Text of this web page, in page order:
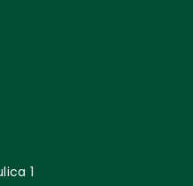
1